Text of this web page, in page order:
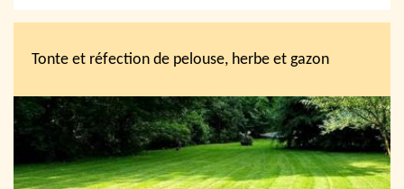
Tonte et réfection de pelouse, herbe et gazon